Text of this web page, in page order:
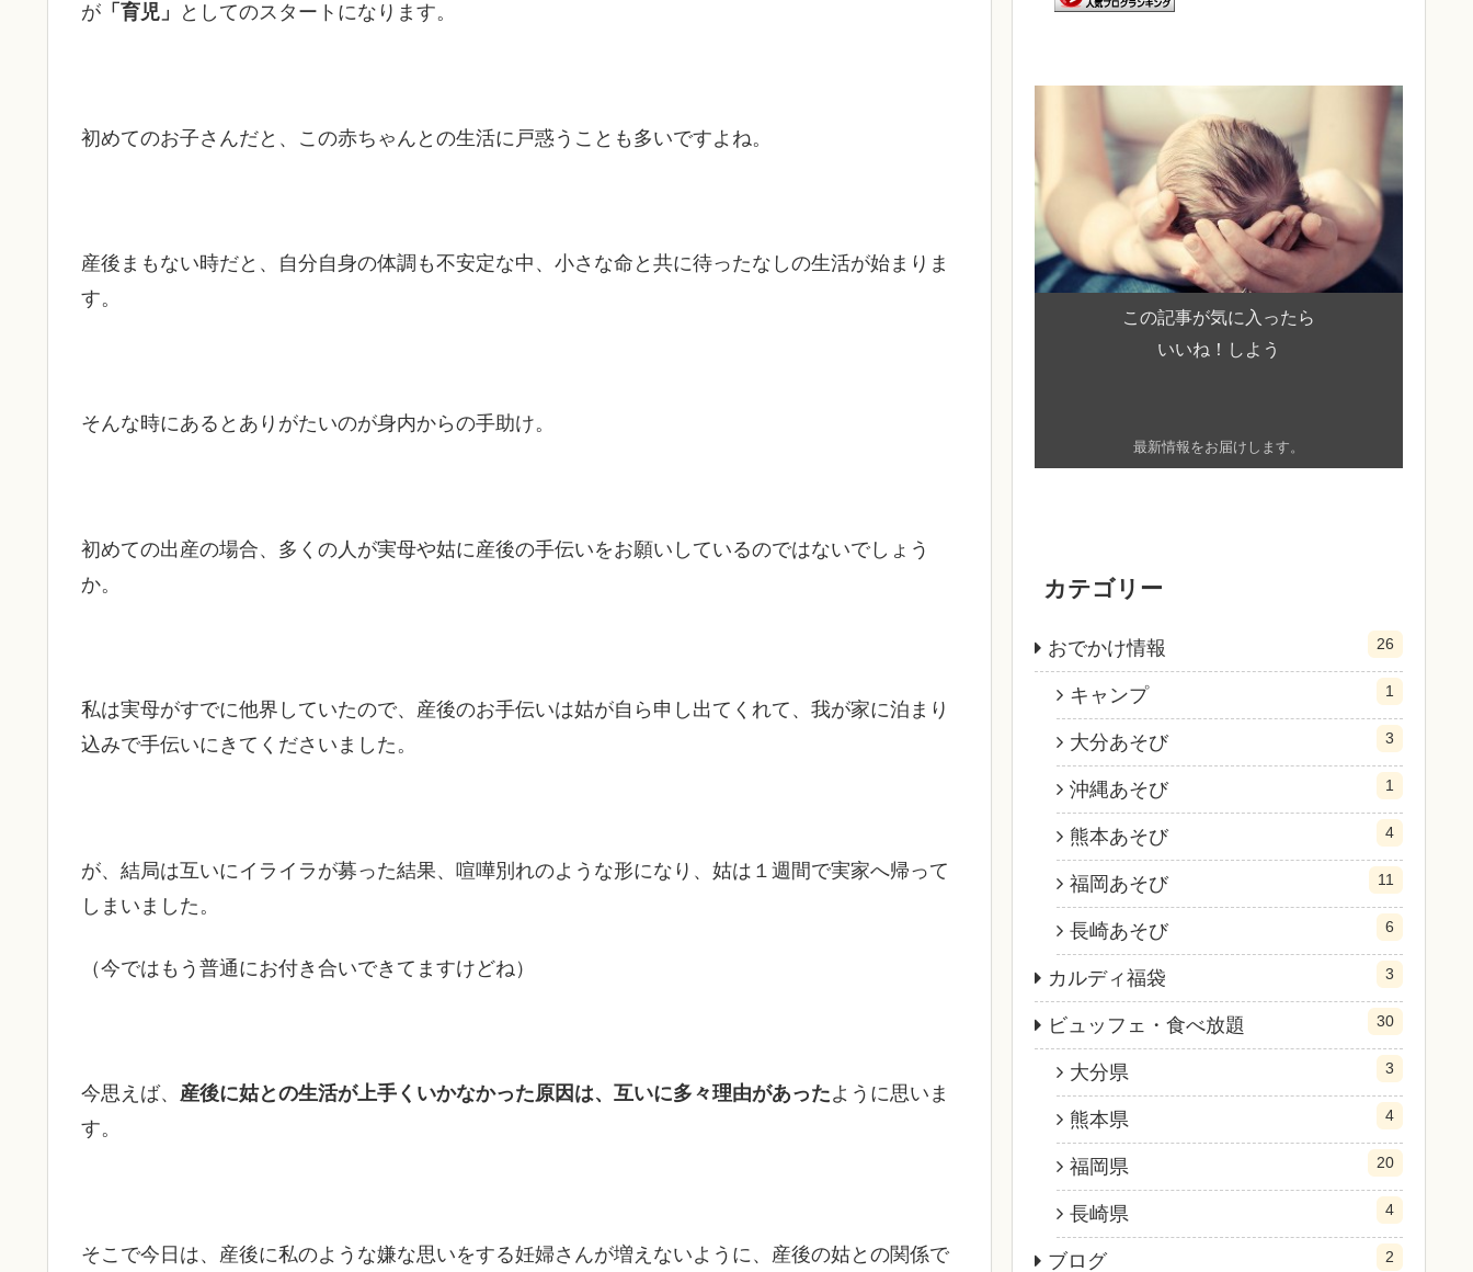
が 「育児」 としてのスタートになります。
初めてのお子さんだと、この赤ちゃんとの生活に戸惑うことも多いですよね。
産後まもない時だと、自分自身の体調も不安定な中、小さな命と共に待ったなしの生活が始まりま
す。
そんな時にあるとありがたいのが身内からの手助け。
初めての出産の場合、多くの人が実母や姑に産後の手伝いをお願いしているのではないでしょう
か。
私は実母がすでに他界していたので、産後のお手伝いは姑が自ら申し出てくれて、我が家に泊まり
込みで手伝いにきてくださいました。
が、結局は互いにイライラが募った結果、喧嘩別れのような形になり、姑は１週間で実家へ帰って
しまいました。
（今ではもう普通にお付き合いできてますけどね）
今思えば、 産後に姑との生活が上手くいかなかった原因は、互いに多々理由があったように思いま
す。
そこで今日は、産後に私のような嫌な思いをする妊婦さんが増えないように、産後の姑との関係で
この記事が気に入ったら
いいね！しよう
最新情報をお届けします。
カテゴリー
おでかけ情報 26
キャンプ 1
大分あそび 3
沖縄あそび 1
熊本あそび 4
福岡あそび 11
長崎あそび 6
カルディ福袋 3
ビュッフェ・食べ放題 30
大分県 3
熊本県 4
福岡県 20
長崎県 4
ブログ 2